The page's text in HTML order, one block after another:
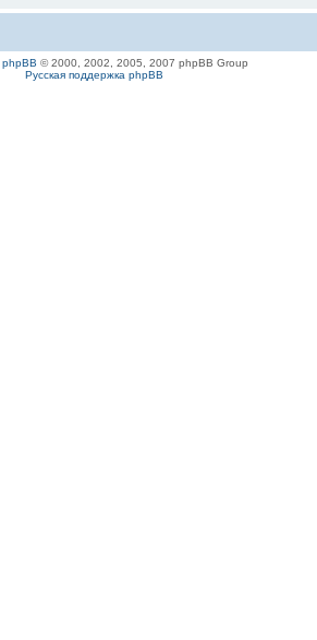
phpBB © 2000, 2002, 2005, 2007 phpBB Group
Русская поддержка phpBB